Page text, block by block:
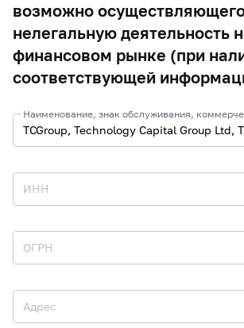
возможно
нелегальную деятельность
финансовом рынке (при
соответствующей
ИНН
ОГРН
Адрес